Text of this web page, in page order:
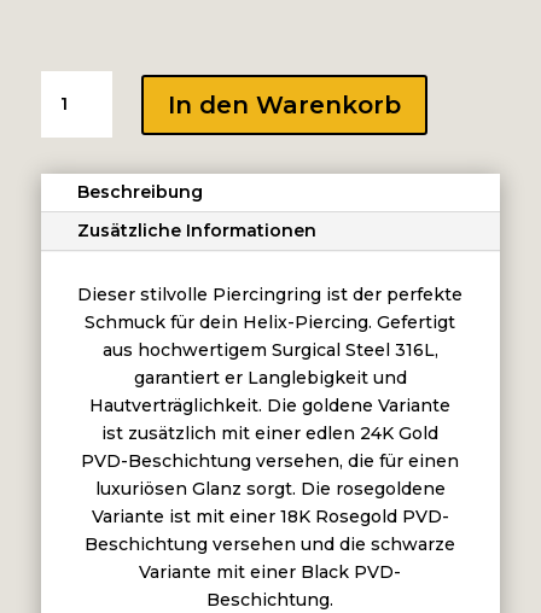
RING
-
Menge
In den Warenkorb
Beschreibung
Zusätzliche Informationen
Dieser stilvolle Piercingring ist der perfekte
Schmuck für dein Helix-Piercing. Gefertigt
aus hochwertigem Surgical Steel 316L,
garantiert er Langlebigkeit und
Hautverträglichkeit. Die goldene Variante
ist zusätzlich mit einer edlen 24K Gold
PVD-Beschichtung versehen, die für einen
luxuriösen Glanz sorgt. Die rosegoldene
Variante ist mit einer 18K Rosegold PVD-
Beschichtung versehen und die schwarze
Variante mit einer Black PVD-
Beschichtung.